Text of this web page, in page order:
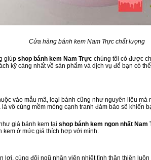
Cửa hàng bánh kem Nam Trực chất lượng
giúp shop bánh kem Nam Trực chúng tôi có được
kỹ càng nhất về sản phẩm và dịch vụ để bạn có
vào mẫu mã, loại bánh cũng như nguyên liệu
vô cùng mềm mỏng cạnh tranh đảm bảo sẽ khiến
giá bánh kem tại shop bánh kem ngon nhất Nam
kem ở mức giá thích hợp với mình.
lợi, cùng đội ngũ nhân viên nhiệt tình thân thiện